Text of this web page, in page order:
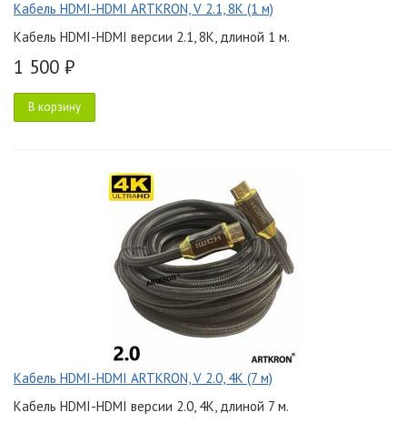
Кабель HDMI-HDMI ARTKRON, V 2.1, 8K (1 м)
Кабель HDMI-HDMI версии 2.1, 8K, длиной 1 м.
1 500 ₽
В корзину
Кабель HDMI-HDMI ARTKRON, V 2.0, 4K (7 м)
Кабель HDMI-HDMI версии 2.0, 4K, длиной 7 м.